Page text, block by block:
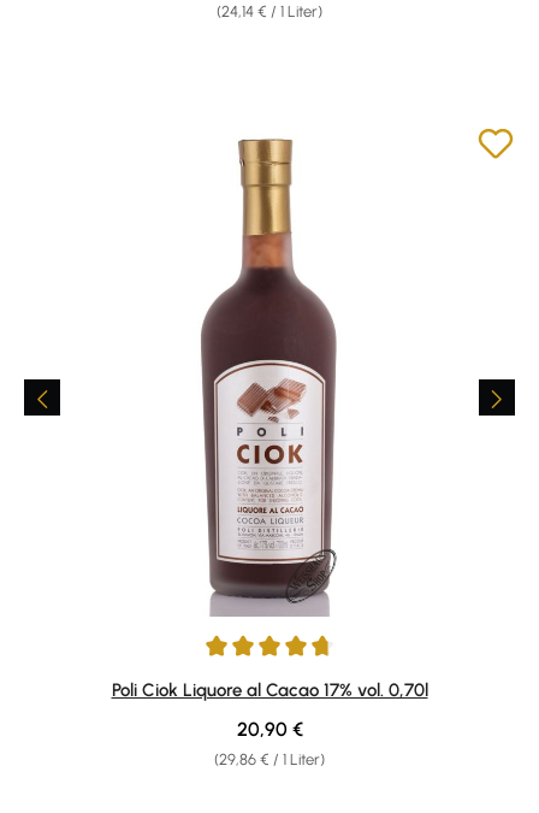
(24,14 € / 1 Liter)
Durchschnittliche Bewertung von 4.75 von 5 Sternen
Poli Ciok Liquore al Cacao 17% vol. 0,70l
(29,86 € / 1 Liter)
Regulärer Preis:
20,90 €